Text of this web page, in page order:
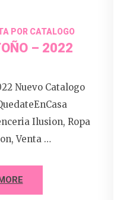
POR CATALOGO
– 2022
Nuevo Catalogo
Ilusion, Ropa
Venta …